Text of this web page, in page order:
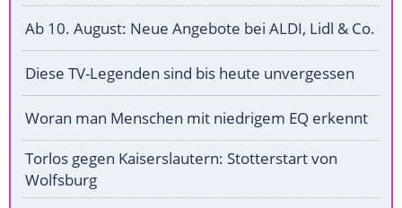
Ab 10. August: Neue Angebote bei ALDI, Lidl & Co.
Diese TV-Legenden sind bis heute unvergessen
Woran man Menschen mit niedrigem EQ erkennt
Torlos gegen Kaiserslautern: Stotterstart von
Wolfsburg